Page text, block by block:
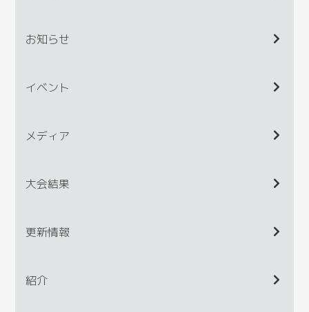
お知らせ
イベント
メディア
大会結果
更新情報
紹介